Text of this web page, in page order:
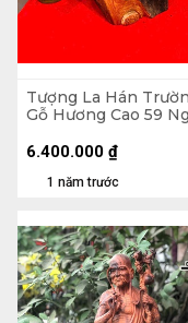
Tượng La Hán
Gỗ Hương Cao 59
1 năm trước
6.400.000 ₫